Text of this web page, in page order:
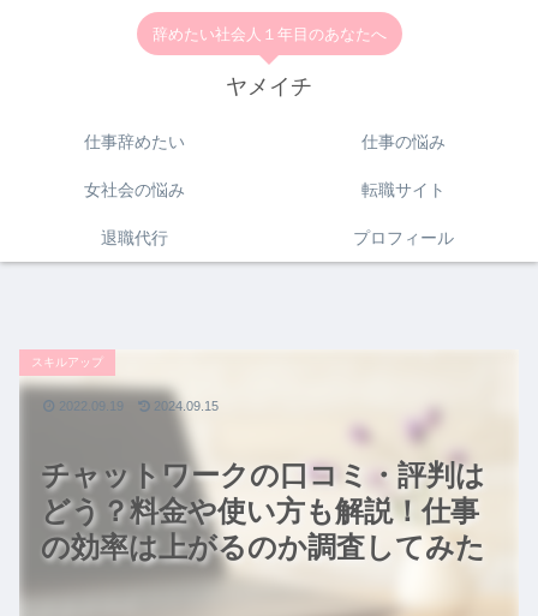
辞めたい社会人１年目のあなたへ
ヤメイチ
仕事辞めたい 仕事の悩み
女社会の悩み 転職サイト
退職代行 プロフィール
チャットワークの口コミ・評判は
どう？料金や使い方も解説！仕事
の効率は上がるのか調査してみた
スキルアップ
2022.09.19 2024.09.15